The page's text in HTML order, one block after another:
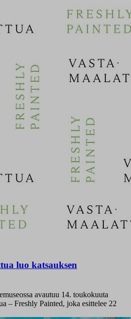
luo katsauksen
avautuu 14. toukokuuta
– Freshly Painted, joka esittelee 22